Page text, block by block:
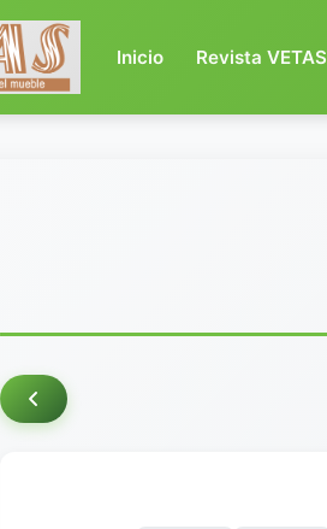
Inicio(current)
Revista VETAS